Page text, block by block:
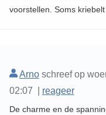
voorstellen. Soms
Arnoschreef op
02:07 | reageer
De charme en de